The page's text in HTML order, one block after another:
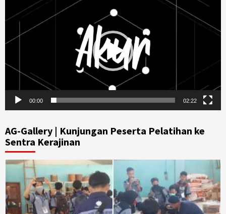
Player
00:00 02:22
AG-Gallery | Kunjungan Peserta Pelatihan ke
Sentra Kerajinan